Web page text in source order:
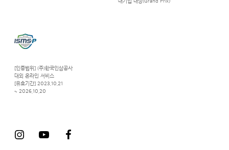
[인증범위] (주)한국인삼공사
대외 온라인 서비스
[유효기간] 2023.10.21
~ 2026.10.20